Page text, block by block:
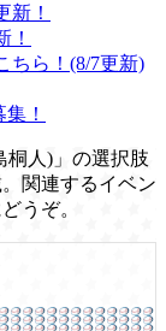
新！
！
ちら！(8/7更新)
！
桐人)」の選択肢
関連するイベン
うぞ。